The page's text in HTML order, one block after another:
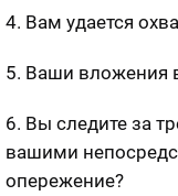
4. Вам удается
5. Ваши вложения
6. Вы следите за
вашими
опережение?